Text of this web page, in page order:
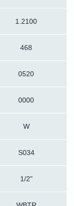
1.2100
468
0520
0000
W
S034
1/2"